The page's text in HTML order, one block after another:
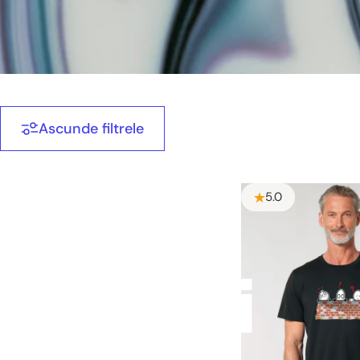
Tricouri
Ascunde filtrele
5.0